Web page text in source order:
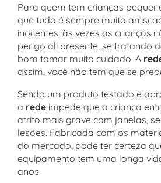
Para quem tem crianças
que tudo é sempre muito
inocentes, às vezes as crianças
perigo ali presente, se tratando
bom tomar muito cuidado. A
assim, você não tem que se
Sendo um produto testado e
a rede impede que a criança
atrito mais grave com janelas,
lesões. Fabricada com os
do mercado, pode ter certeza
equipamento tem uma longa
anos.